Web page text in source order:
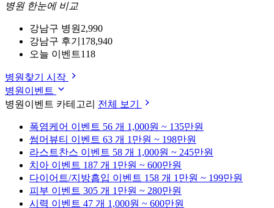
병원 한눈에 비교
강남구 병원 2,990
강남구 후기 178,940
오늘 이벤트118
병원찾기 시작
병원이벤트
병원이벤트 카테고리 전체 보기
폭염케어 이벤트 56 개 1,000원 ~ 135만원
썸머뷰티 이벤트 63 개 1만원 ~ 198만원
라스트찬스 이벤트 58 개 1,000원 ~ 245만원
치아 이벤트 187 개 1만원 ~ 600만원
다이어트/지방흡입 이벤트 158 개 1만원 ~ 199만원
피부 이벤트 305 개 1만원 ~ 280만원
시력 이벤트 47 개 1,000원 ~ 600만원